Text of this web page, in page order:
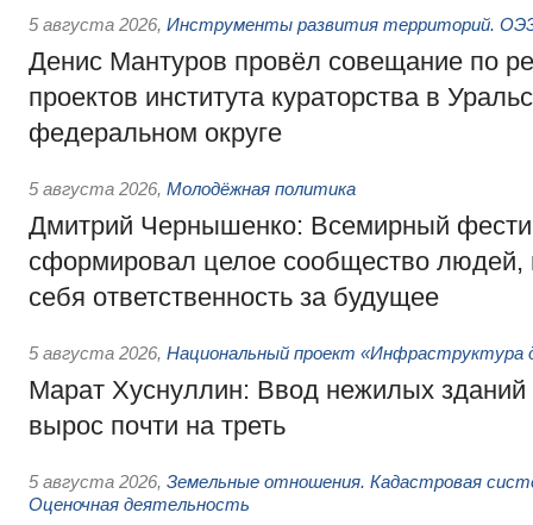
5 августа 2026, Инструменты развития территорий.
Денис Мантуров провёл совещание по
проектов института кураторства в
федеральном округе
5 августа 2026, Молодёжная политика
Дмитрий Чернышенко: Всемирный
сформировал целое сообщество людей,
себя ответственность за будущее
5 августа 2026, Национальный проект «Инфраструктура
Марат Хуснуллин: Ввод нежилых зданий
вырос почти на треть
5 августа 2026, Земельные отношения. Кадастровая
Оценочная деятельность